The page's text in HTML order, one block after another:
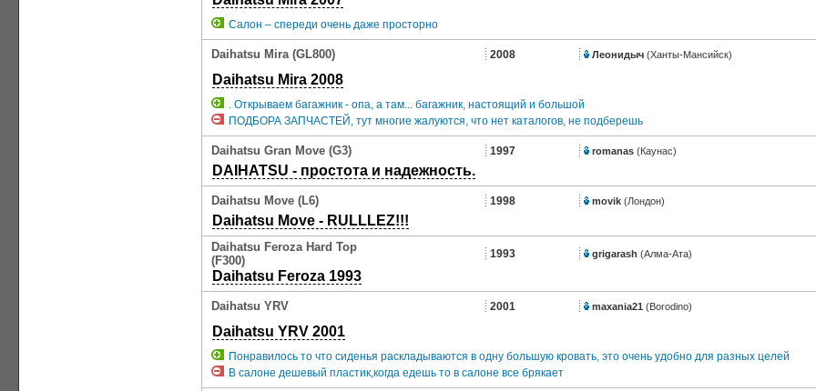
Салон – спереди очень даже просторно
Daihatsu Mira (GL800) 2008 Леонидыч (Ханты-Мансийск)
Daihatsu Mira 2008
. Открываем багажник - опа, а там... багажник, настоящий и большой
ПОДБОРА ЗАПЧАСТЕЙ, тут многие жалуются, что нет каталогов, не подберешь
Daihatsu Gran Move (G3) 1997 romanas (Каунас)
DAIHATSU - простота и надежность.
Daihatsu Move (L6) 1998 movik (Лондон)
Daihatsu Move - RULLLEZ!!!
Daihatsu Feroza Hard Top
(F300)
1993 grigarash (Алма-Ата)
Daihatsu Feroza 1993
Daihatsu YRV 2001 maxania21 (Borodino)
Daihatsu YRV 2001
Понравилось то что сиденья раскладываются в одну большую кровать, это очень удобно для разных целей
В салоне дешевый пластик,когда едешь то в салоне все брякает